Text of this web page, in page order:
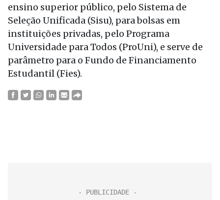
ensino superior público, pelo Sistema de
Seleção Unificada (Sisu), para bolsas em
instituições privadas, pelo Programa
Universidade para Todos (ProUni), e serve de
parâmetro para o Fundo de Financiamento
Estudantil (Fies).